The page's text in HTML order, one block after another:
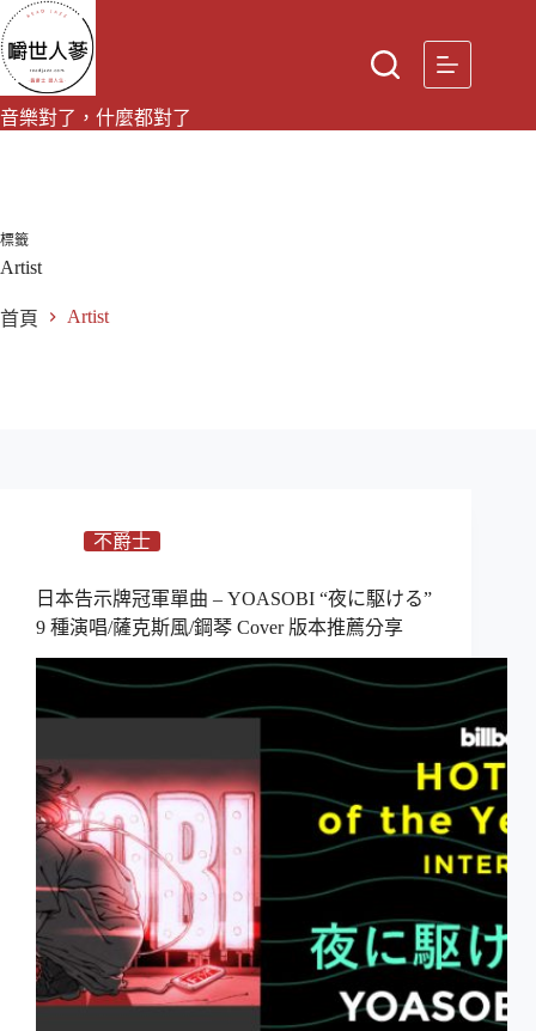
跳
至
主
要
內
音樂對了，什麼都對了
標籤
Artist
首頁 Artist
不爵士
日本告示牌冠軍單曲 – YOASOBI “夜に駆ける”
9 種演唱/薩克斯風/鋼琴 Cover 版本推薦分享